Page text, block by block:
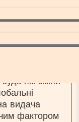
Китаєм має
у поставках
контролює
які зміни
видача
фактором